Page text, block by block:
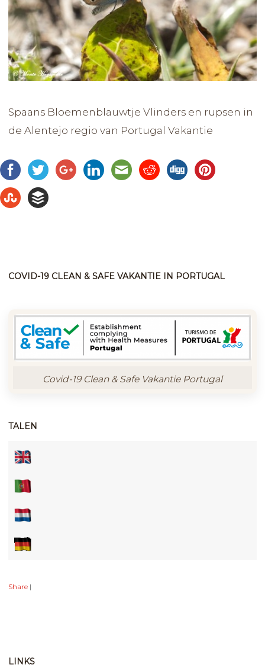
Spaans Bloemenblauwtje Vlinders en rupsen in
de Alentejo regio van Portugal Vakantie
COVID-19 CLEAN & SAFE VAKANTIE IN PORTUGAL
Covid-19 Clean & Safe Vakantie Portugal
TALEN
Share |
LINKS